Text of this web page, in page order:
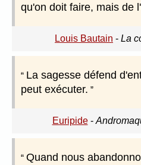
qu'on doit faire, mais de
Louis Bautain - La
La sagesse défend
peut exécuter.
Euripide-
Quand nous